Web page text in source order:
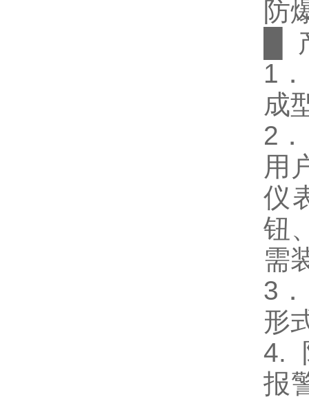
防
█
1
成
2
用
仪
钮
需
3
形
4.
报